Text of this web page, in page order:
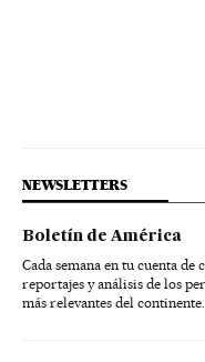
NEWSLETTERS
Boletín de América
Cada semana en tu cuenta
reportajes y análisis de los
más relevantes del continente.